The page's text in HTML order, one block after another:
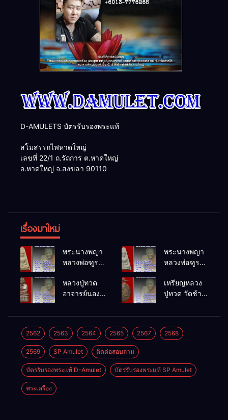
D-AMULETS บัตรรับรองพระแท้
สโมสรรถไฟหาดใหญ่
เลขที่ 22/1 ถ.รัถการ ต.หาดใหญ่
อ.หาดใหญ่ จ.สงขลา 90110
เรื่องมาใหม่
พระนางพญา
หลวงพ่อฑูรย์
พ.ศ.2512
พระนางพญา
หลวงพ่อฑูรย์
พ.ศ.2512
หลวงปู่ทวด
อาจารย์นอง
พ.ศ.2541
เหรียญหลวง
ปู่ทวด วัดช้าง
2562 2563 2564 2565 2567 2568
2569 SP Amulet ติดต่อสอบถาม
บัตรรับรองพระแท้ D-Amulet บัตรรับรองพระแท้ SP Amulet
พระเครื่อง